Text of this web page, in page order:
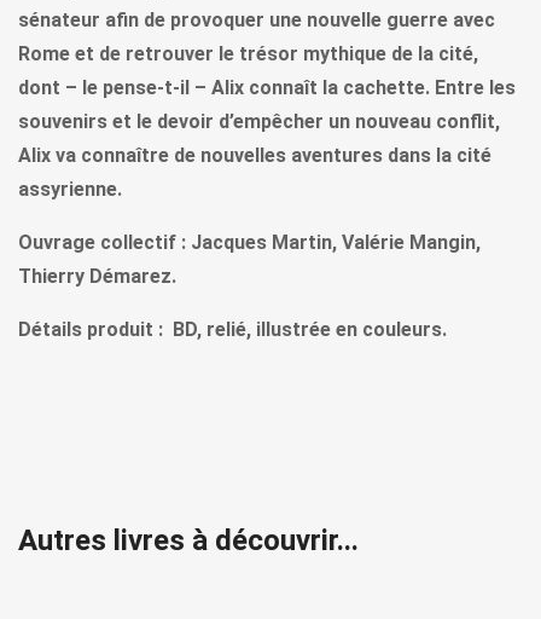
sénateur afin de provoquer une nouvelle guerre avec
Rome et de retrouver le trésor mythique de la cité,
dont – le pense-t-il – Alix connaît la cachette. Entre les
souvenirs et le devoir d’empêcher un nouveau conflit,
Alix va connaître de nouvelles aventures dans la cité
assyrienne.
Ouvrage collectif : Jacques Martin, Valérie Mangin,
Thierry Démarez.
Détails produit : BD, relié, illustrée en couleurs.
Autres livres à découvrir...